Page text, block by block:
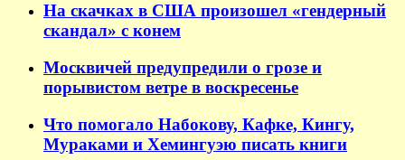
На скачках в США произошел «гендерный
скандал» с конем
Москвичей предупредили о грозе и
порывистом ветре в воскресенье
Что помогало Набокову, Кафке, Кингу,
Мураками и Хемингуэю писать книги